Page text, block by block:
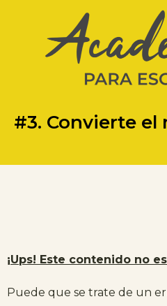
#3. Convierte el
¡Ups! Este contenido no
Puede que se trate de un